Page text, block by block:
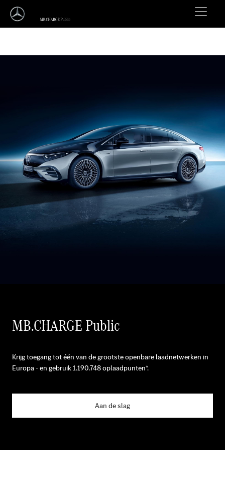
MB.CHARGE Public
Krijg toegang tot één van de grootste openbare laadnetwerken in
Europa - en gebruik1.190.748oplaadpunten*.
Aan de slag